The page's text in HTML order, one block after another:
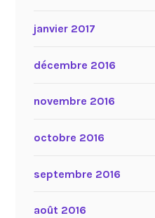
janvier 2017
décembre 2016
novembre 2016
octobre 2016
septembre 2016
août 2016